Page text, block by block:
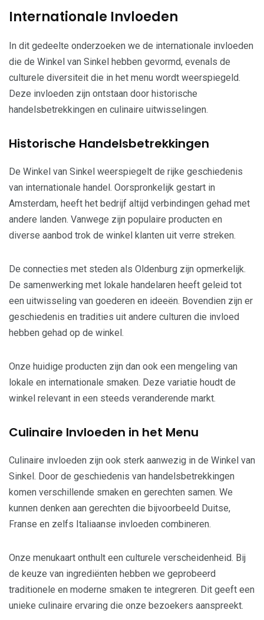
Internationale Invloeden
In dit gedeelte onderzoeken we de internationale invloeden
die de Winkel van Sinkel hebben gevormd, evenals de
culturele diversiteit die in het menu wordt weerspiegeld.
Deze invloeden zijn ontstaan door historische
handelsbetrekkingen en culinaire uitwisselingen.
Historische Handelsbetrekkingen
De Winkel van Sinkel weerspiegelt de rijke geschiedenis
van internationale handel. Oorspronkelijk gestart in
Amsterdam, heeft het bedrijf altijd verbindingen gehad met
andere landen. Vanwege zijn populaire producten en
diverse aanbod trok de winkel klanten uit verre streken.
De connecties met steden als Oldenburg zijn opmerkelijk.
De samenwerking met lokale handelaren heeft geleid tot
een uitwisseling van goederen en ideeën. Bovendien zijn er
geschiedenis en tradities uit andere culturen die invloed
hebben gehad op de winkel.
Onze huidige producten zijn dan ook een mengeling van
lokale en internationale smaken. Deze variatie houdt de
winkel relevant in een steeds veranderende markt.
Culinaire Invloeden in het Menu
Culinaire invloeden zijn ook sterk aanwezig in de Winkel van
Sinkel. Door de geschiedenis van handelsbetrekkingen
komen verschillende smaken en gerechten samen. We
kunnen denken aan gerechten die bijvoorbeeld Duitse,
Franse en zelfs Italiaanse invloeden combineren.
Onze menukaart onthult een culturele verscheidenheid. Bij
de keuze van ingrediënten hebben we geprobeerd
traditionele en moderne smaken te integreren. Dit geeft een
unieke culinaire ervaring die onze bezoekers aanspreekt.